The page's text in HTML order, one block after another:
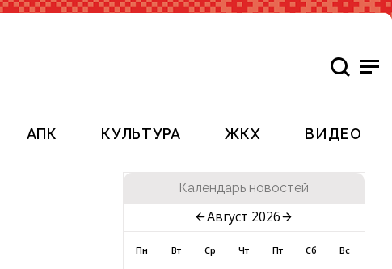
АПК КУЛЬТУРА ЖКХ ВИДЕО
Календарь новостей
Август 2026
Пн Вт Ср Чт Пт Сб Вс